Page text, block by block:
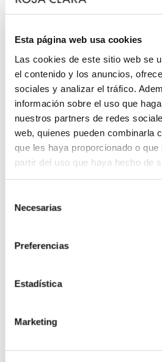
Esta página web usa cookies
Las cookies de este sitio web se
el contenido y los anuncios,
sociales y analizar el tráfico.
información sobre el uso que
nuestros partners de redes
web, quienes pueden combinarla
que les haya proporcionado o
partir del uso que haya hecho de
Necesarias
Preferencias
Estadística
Marketing